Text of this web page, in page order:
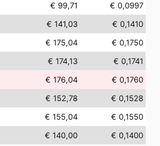
€ 99,71
€ 0,0997
€ 141,03
€ 0,1410
€ 175,04
€ 0,1750
€ 174,13
€ 0,1741
€ 176,04
€ 0,1760
€ 152,78
€ 0,1528
€ 155,04
€ 0,1550
€ 140,00
€ 0,1400